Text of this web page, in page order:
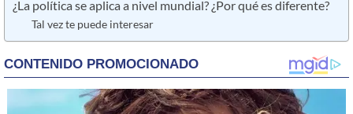
¿La política se aplica a nivel mundial? ¿Por qué es diferente?
Tal vez te puede interesar